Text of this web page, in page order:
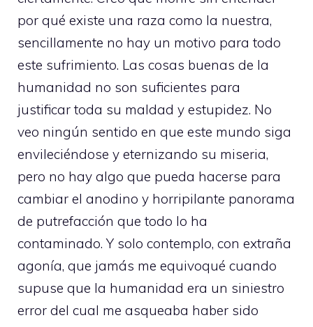
por qué existe una raza como la nuestra,
sencillamente no hay un motivo para todo
este sufrimiento. Las cosas buenas de la
humanidad no son suficientes para
justificar toda su maldad y estupidez. No
veo ningún sentido en que este mundo siga
envileciéndose y eternizando su miseria,
pero no hay algo que pueda hacerse para
cambiar el anodino y horripilante panorama
de putrefacción que todo lo ha
contaminado. Y solo contemplo, con extraña
agonía, que jamás me equivoqué cuando
supuse que la humanidad era un siniestro
error del cual me asqueaba haber sido